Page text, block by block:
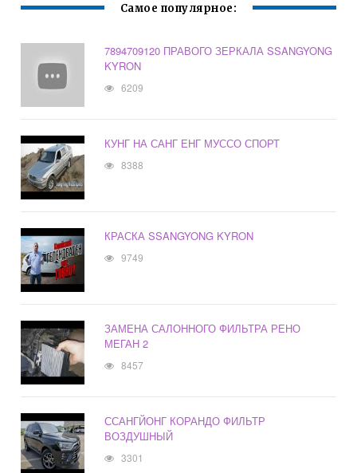
Самое популярное:
7894709120 ПРАВОГО ЗЕРКАЛА SSANGYONG
KYRON
6209
КУНГ НА САНГ ЕНГ МУССО СПОРТ
8388
КРАСКА SSANGYONG KYRON
9749
ЗАМЕНА САЛОННОГО ФИЛЬТРА РЕНО
МЕГАН 2
8457
ССАНГЙОНГ КОРАНДО ФИЛЬТР
ВОЗДУШНЫЙ
3301